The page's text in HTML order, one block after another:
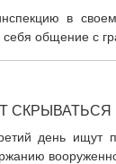
в
общение с
день ищут